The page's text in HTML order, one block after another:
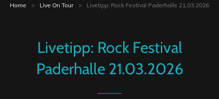
Home > Live On Tour > Livetipp: Rock Festival Paderhalle 21.03.2026
Livetipp: Rock Festival
Paderhalle 21.03.2026